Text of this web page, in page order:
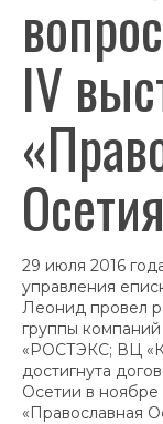
IV
29 июля 2016
управления
Леонид провел
группы
«РОСТЭКС; ВЦ
достигнута
Осетии в ноябре
«Православная